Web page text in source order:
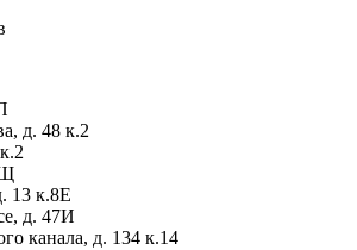
д. 48 к.2
13 к.8Е
д. 47И
канала, д. 134 к.14